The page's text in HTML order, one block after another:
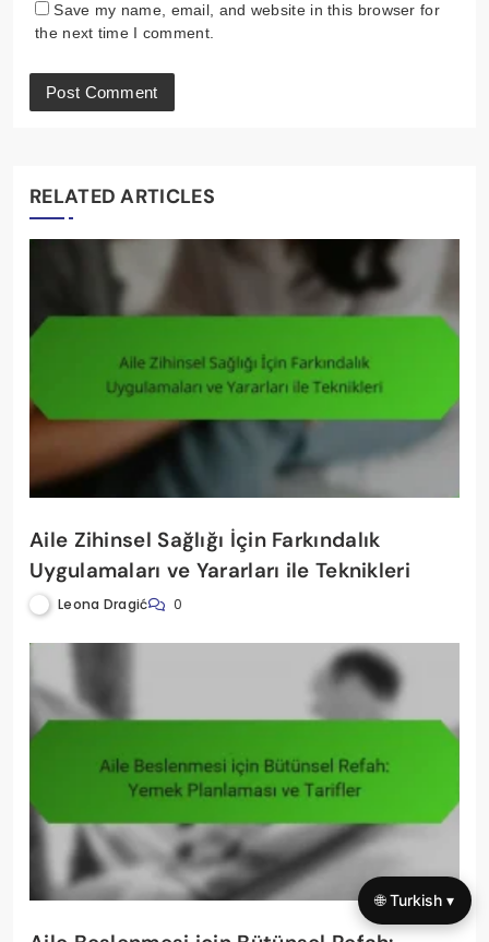
Save my name, email, and website in this browser for
the next time I comment.
RELATED ARTICLES
Aile Zihinsel Sağlığı İçin Farkındalık
Uygulamaları ve Yararları ile Teknikleri
Leona Dragić 0
🌐 Turkish ▾